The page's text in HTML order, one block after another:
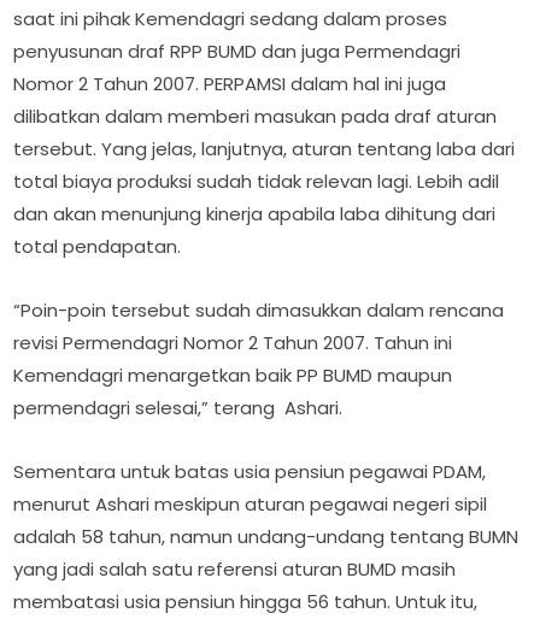
saat ini pihak Kemendagri sedang dalam proses
penyusunan draf RPP BUMD dan juga Permendagri
Nomor 2 Tahun 2007. PERPAMSI dalam hal ini juga
dilibatkan dalam memberi masukan pada draf aturan
tersebut. Yang jelas, lanjutnya, aturan tentang laba dari
total biaya produksi sudah tidak relevan lagi. Lebih adil
dan akan menunjung kinerja apabila laba dihitung dari
total pendapatan.
“Poin-poin tersebut sudah dimasukkan dalam rencana
revisi Permendagri Nomor 2 Tahun 2007. Tahun ini
Kemendagri menargetkan baik PP BUMD maupun
permendagri selesai,” terang Ashari.
Sementara untuk batas usia pensiun pegawai PDAM,
menurut Ashari meskipun aturan pegawai negeri sipil
adalah 58 tahun, namun undang-undang tentang BUMN
yang jadi salah satu referensi aturan BUMD masih
membatasi usia pensiun hingga 56 tahun. Untuk itu,